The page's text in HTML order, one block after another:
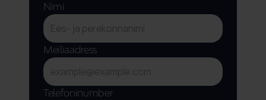
Nimi
Meiliaadress
Telefoninumber